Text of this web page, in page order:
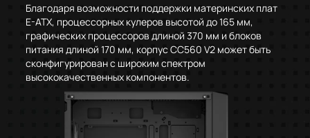
Благодаря возможности поддержки материнских плат
E-ATX, процессорных кулеров высотой до 165 мм,
графических процессоров длиной 370 мм и блоков
питания длиной 170 мм, корпус CC560 V2 может быть
сконфигурирован с широким спектром
высококачественных компонентов.